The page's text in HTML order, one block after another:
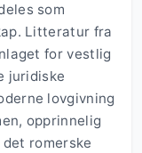
som
Litteratur fra
for vestlig
juridiske
lovgivning
opprinnelig
romerske